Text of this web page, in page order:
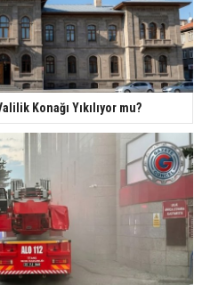
Konağı Yıkılıyor mu?